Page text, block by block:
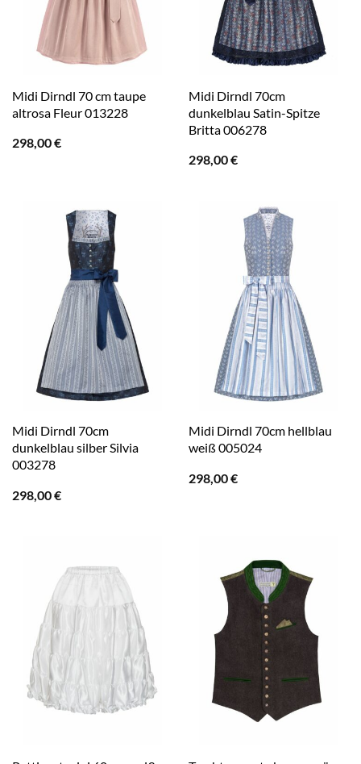
Midi Dirndl 70 cm taupe
altrosa Fleur 013228
298,00€
Midi Dirndl 70cm
dunkelblau Satin-Spitze
Britta 006278
298,00€
Midi Dirndl 70cm
dunkelblau silber Silvia
003278
298,00€
Midi Dirndl 70cm hellblau
weiß 005024
298,00€